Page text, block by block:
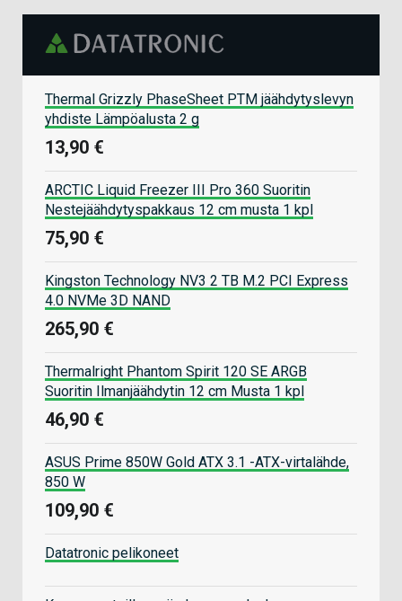
Thermal Grizzly PhaseSheet PTM jäähdytyslevyn
yhdiste Lämpöalusta 2 g
13,90 €
ARCTIC Liquid Freezer III Pro 360 Suoritin
Nestejäähdytyspakkaus 12 cm musta 1 kpl
75,90 €
Kingston Technology NV3 2 TB M.2 PCI Express
4.0 NVMe 3D NAND
265,90 €
Thermalright Phantom Spirit 120 SE ARGB
Suoritin Ilmanjäähdytin 12 cm Musta 1 kpl
46,90 €
ASUS Prime 850W Gold ATX 3.1 -ATX-virtalähde,
850 W
109,90 €
Datatronic pelikoneet